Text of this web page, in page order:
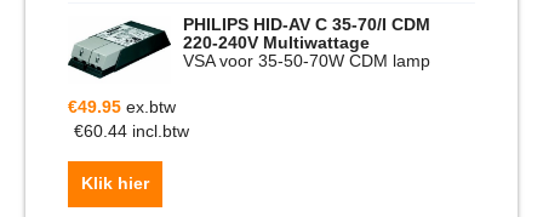
PHILIPS HID-AV C 35-70/I CDM
220-240V Multiwattage
VSA voor 35-50-70W CDM lamp
€49.95 ex.btw
€60.44 incl.btw
Klik hier